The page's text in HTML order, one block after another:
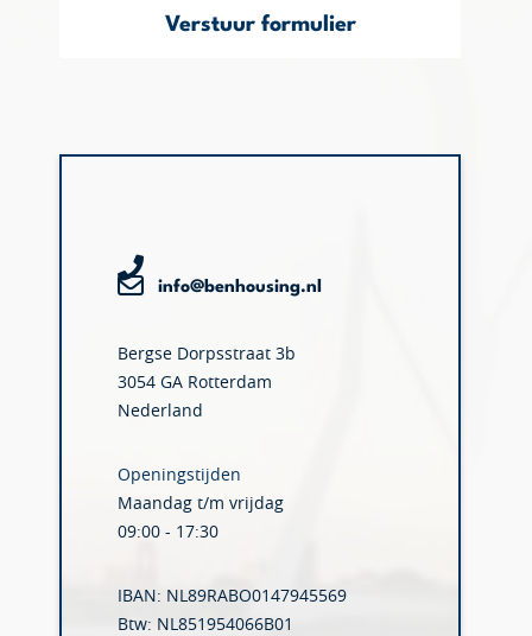
Verstuur formulier
info@benhousing.nl
Bergse Dorpsstraat 3b
3054 GA Rotterdam
Nederland
Openingstijden
Maandag t/m vrijdag
09:00 - 17:30
IBAN: NL89RABO0147945569
Btw: NL851954066B01